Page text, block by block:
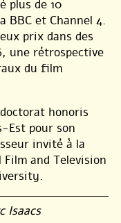
plus de 10
BBC et Channel 4.
prix dans des
une rétrospective
du film
honoris
Est pour son
invité à la
and Television
Isaacs